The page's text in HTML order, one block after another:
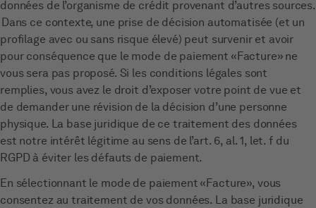
données de l’organisme de crédit provenant d’autres sources.
Dans ce contexte, une prise de décision automatisée (et un
profilage avec ou sans risque élevé) peut survenir et avoir
pour conséquence que le mode de paiement «Facture» ne
vous sera pas proposé. Si les conditions légales sont
remplies, vous avez le droit d’exposer votre point de vue et
de demander une révision de la décision d’une personne
physique. La base juridique de ce traitement des données
est notre intérêt légitime au sens de l’art. 6, al. 1, let. f du
RGPD à éviter les défauts de paiement.
En sélectionnant le mode de paiement «Facture», vous
consentez au traitement de vos données. La base juridique